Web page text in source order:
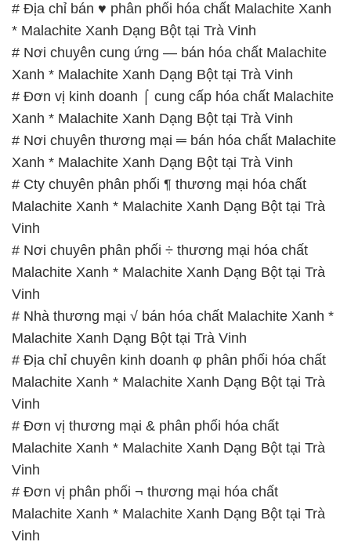
# Địa chỉ bán ♥ phân phối hóa chất Malachite Xanh
* Malachite Xanh Dạng Bột tại Trà Vinh
# Nơi chuyên cung ứng — bán hóa chất Malachite
Xanh * Malachite Xanh Dạng Bột tại Trà Vinh
# Đơn vị kinh doanh ⌠ cung cấp hóa chất Malachite
Xanh * Malachite Xanh Dạng Bột tại Trà Vinh
# Nơi chuyên thương mại ═ bán hóa chất Malachite
Xanh * Malachite Xanh Dạng Bột tại Trà Vinh
# Cty chuyên phân phối ¶ thương mại hóa chất
Malachite Xanh * Malachite Xanh Dạng Bột tại Trà
Vinh
# Nơi chuyên phân phối ÷ thương mại hóa chất
Malachite Xanh * Malachite Xanh Dạng Bột tại Trà
Vinh
# Nhà thương mại √ bán hóa chất Malachite Xanh *
Malachite Xanh Dạng Bột tại Trà Vinh
# Địa chỉ chuyên kinh doanh φ phân phối hóa chất
Malachite Xanh * Malachite Xanh Dạng Bột tại Trà
Vinh
# Đơn vị thương mại & phân phối hóa chất
Malachite Xanh * Malachite Xanh Dạng Bột tại Trà
Vinh
# Đơn vị phân phối ¬ thương mại hóa chất
Malachite Xanh * Malachite Xanh Dạng Bột tại Trà
Vinh